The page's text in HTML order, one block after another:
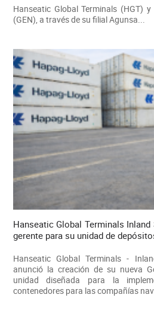
Hanseatic Global Terminals (HGT)
(GEN), a través de su filial Agunsa...
Hanseatic Global Terminals
gerente para su unidad de
Hanseatic Global Terminals -
anunció la creación de su nueva
unidad diseñada para la
contenedores para las compañías